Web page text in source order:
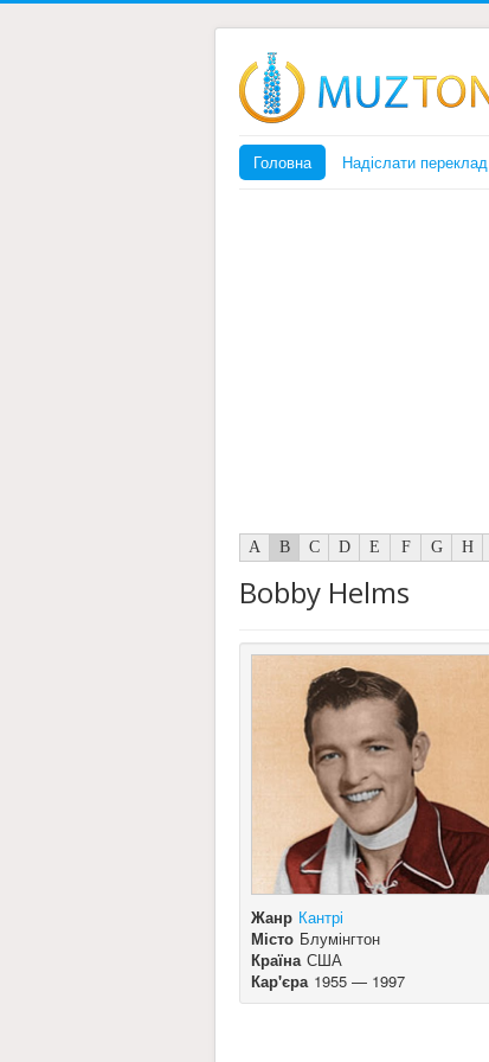
Головна Надіслати переклад
A B C D E F G H
Bobby Helms
Жанр Кантрі
Місто Блумінгтон
Країна США
Кар'єра 1955 — 1997